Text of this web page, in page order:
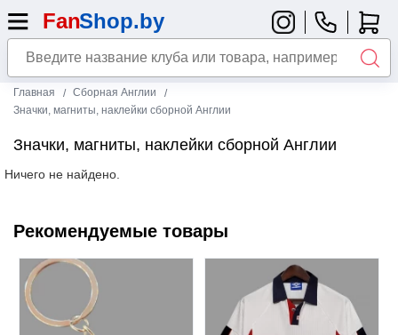
Главная
Сборная Англии
Значки, магниты, наклейки сборной Англии
Значки, магниты, наклейки сборной Англии
Ничего не найдено.
Рекомендуемые товары